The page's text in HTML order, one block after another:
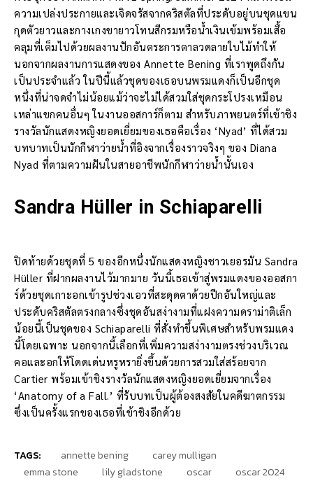
ความเปล่งประกายและเจิดจรัสจากคริสตัลที่ประดับอยู่บนชุดแขน
กุดตัวยาวและกางเกงขายาวโทนสีกรมหรือน้ำเงินเข้มพร้อมเสื้อ
คลุมที่เต็มไปด้วยผลงานปักอันตระการตาลวดลายใบไม้ทำให้
นอกจากผลงานการแสดงของ Annette Bening ที่เราพูดถึงกัน
เป็นประจำแล้ว ในปีนี้แล้วชุดของเธอบนพรมแดงก็เป็นอีกชุด
หนึ่งที่น่าจดจำไม่น้อยแม้ว่าจะไม่ได้สวมใส่ชุดกระโปรงเหมือน
เหล่าแขกคนอื่นๆ ในงานออสการ์ก็ตาม สำหรับภาพยนตร์ที่เข้าชิง
รางวัลนักแสดงหญิงยอดเยี่ยมของเธอคือเรื่อง ‘Nyad’ ที่ได้สวม
บทบาทเป็นนักกีฬาว่ายน้ำที่อิงจากเรื่องราวจริงๆ ของ Diana
Nyad ที่ตามความฝันในสายอาชีพนักกีฬาว่ายน้ำนั้นเอง
Sandra Hüller in Schiaparelli
ปิดท้ายด้วยชุดที่ 5 ของอีกหนึ่งนักแสดงหญิงชาวเยอรมัน Sandra
Hüller ที่ฝากผลงานไว้มากมาย วันนี้เธอเข้าสู่พรมแดงของออสกา
ร์ด้วยชุดเกาะอกเข้ารูปช่วงเอวที่สะดุดตาด้วยปีกอันใหญ่และ
ประดับคริสตัลตรงกลางซึ่งชุดอันสง่างามที่แฝงความดราม่าติเล็ก
น้อยนี้เป็นชุดของ Schiaparelli ที่สั่งทำขึ้นพิเศษสำหรับพรมแดง
นี้โดยเฉพาะ นอกจากนี้เลือกที่เพิ่มความสง่างามตรงช่วงบริเวณ
คอและอกให้โดดเด่นหรูหรายิ่งขึ้นด้วยการสวมใส่สร้อยจาก
Cartier พร้อมเข้าชิงรางวัลนักแสดงหญิงยอดเยี่ยมจากเรื่อง
‘Anatomy of a Fall.’ ที่รับบทเป็นผู้ต้องสงสัยในคดีฆาตกรรม
ซึ่งเป็นครั้งแรกของเธอที่เข้าชิงอีกด้วย
TAGS: annette bening
carey mulligan
emma stone
lily gladstone oscar
oscar 2024